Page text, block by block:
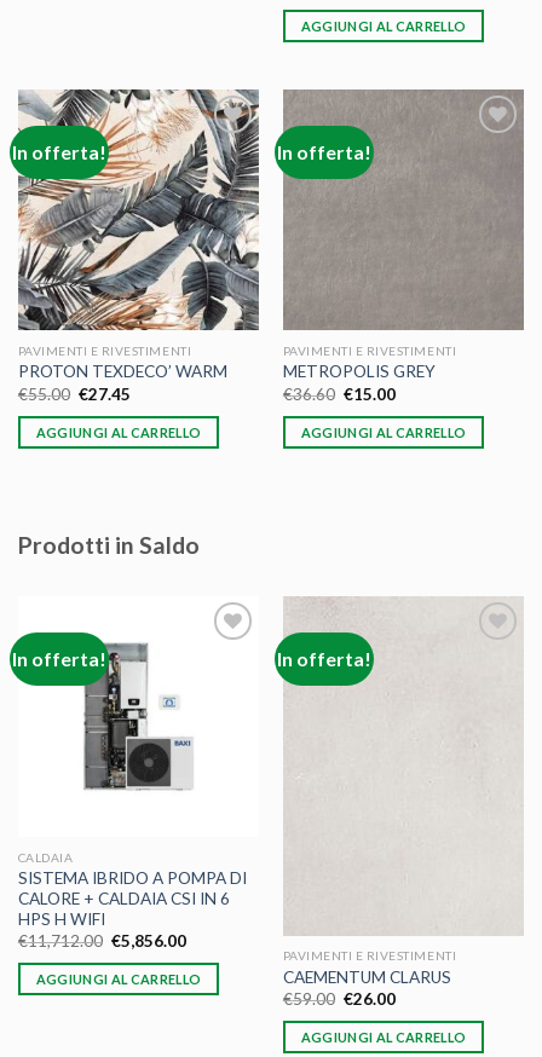
AGGIUNGI AL CARRELLO
In offerta!
Aggiungi
alla lista
dei
desideri
PAVIMENTI E RIVESTIMENTI
PROTON TEXDECO’ WARM
€55.00 €27.45
AGGIUNGI AL CARRELLO
In offerta!
PAVIMENTI E RIVESTIMENTI
METROPOLIS GREY
€36.60 €15.00
AGGIUNGI AL CARRELLO
Prodotti in Saldo
In offerta!
CALDAIA
SISTEMA IBRIDO A POMPA DI
CALORE + CALDAIA CSI IN 6
HPS H WIFI
€11,712.00 €5,856.00
AGGIUNGI AL CARRELLO
In offerta!
PAVIMENTI E RIVESTIMENTI
CAEMENTUM CLARUS
€59.00 €26.00
AGGIUNGI AL CARRELLO